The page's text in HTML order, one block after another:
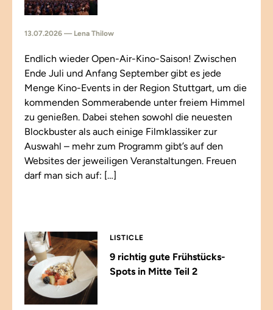
13.07.2026 — Lena Thilow
Endlich wieder Open-Air-Kino-Saison! Zwischen
Ende Juli und Anfang September gibt es jede
Menge Kino-Events in der Region Stuttgart, um die
kommenden Sommerabende unter freiem Himmel
zu genießen. Dabei stehen sowohl die neuesten
Blockbuster als auch einige Filmklassiker zur
Auswahl – mehr zum Programm gibt’s auf den
Websites der jeweiligen Veranstaltungen. Freuen
darf man sich auf: […]
LISTICLE
9 richtig gute Frühstücks-
Spots in Mitte Teil 2